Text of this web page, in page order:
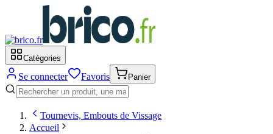
Catégories
Se connecter Favoris Panier
Tournevis, Embouts de Vissage
Accueil